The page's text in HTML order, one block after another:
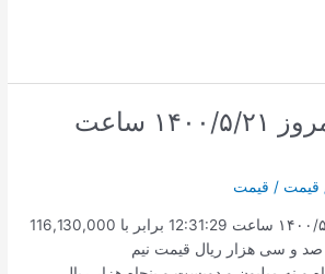
قیمت سکه امروز ۱۴۰۰/۵/۲۱ ساعت
قیمت / قیمت
قیمت سکه امروز ۱۴۰۰/۵/۲۱ ساعت 12:31:29 برابر با 116,130,000
صد و سی هزار ریال قیمت نیم